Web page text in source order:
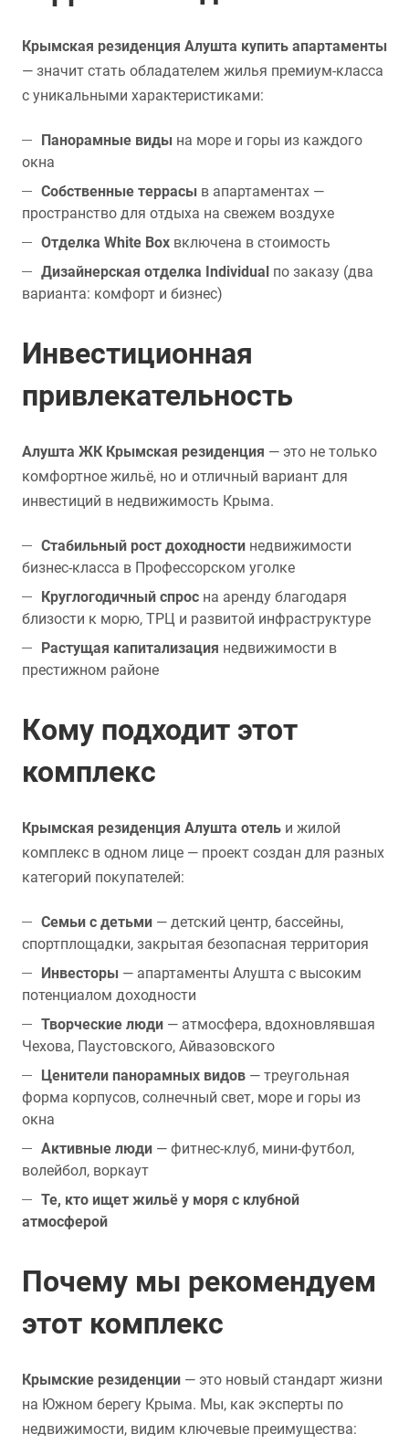
Крымская резиденция Алушта купить апартаменты
— значит стать обладателем жилья премиум-класса
с уникальными характеристиками:
Панорамные виды на море и горы из каждого
окна
Собственные террасы в апартаментах —
пространство для отдыха на свежем воздухе
Отделка White Box включена в стоимость
Дизайнерская отделка Individual по заказу (два
варианта: комфорт и бизнес)
Инвестиционная
привлекательность
Алушта ЖК Крымская резиденция — это не только
комфортное жильё, но и отличный вариант для
инвестиций в недвижимость Крыма.
Стабильный рост доходности недвижимости
бизнес-класса в Профессорском уголке
Круглогодичный спрос на аренду благодаря
близости к морю, ТРЦ и развитой инфраструктуре
Растущая капитализация недвижимости в
престижном районе
Кому подходит этот
комплекс
Крымская резиденция Алушта отель и жилой
комплекс в одном лице — проект создан для разных
категорий покупателей:
Семьи с детьми — детский центр, бассейны,
спортплощадки, закрытая безопасная территория
Инвесторы — апартаменты Алушта с высоким
потенциалом доходности
Творческие люди — атмосфера, вдохновлявшая
Чехова, Паустовского, Айвазовского
Ценители панорамных видов — треугольная
форма корпусов, солнечный свет, море и горы из
окна
Активные люди — фитнес-клуб, мини-футбол,
волейбол, воркаут
Те, кто ищет жильё у моря с клубной
атмосферой
Почему мы рекомендуем
этот комплекс
Крымские резиденции — это новый стандарт жизни
на Южном берегу Крыма. Мы, как эксперты по
недвижимости, видим ключевые преимущества: